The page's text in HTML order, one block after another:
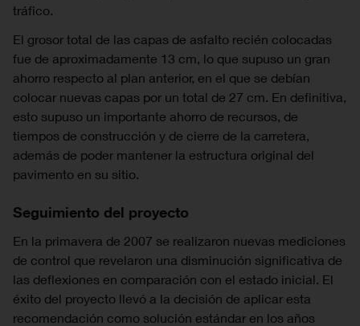
tráfico.
El grosor total de las capas de asfalto recién colocadas
fue de aproximadamente 13 cm, lo que supuso un gran
ahorro respecto al plan anterior, en el que se debían
colocar nuevas capas por un total de 27 cm. En definitiva,
esto supuso un importante ahorro de recursos, de
tiempos de construcción y de cierre de la carretera,
además de poder mantener la estructura original del
pavimento en su sitio.
Seguimiento del proyecto
En la primavera de 2007 se realizaron nuevas mediciones
de control que revelaron una disminución significativa de
las deflexiones en comparación con el estado inicial. El
éxito del proyecto llevó a la decisión de aplicar esta
recomendación como solución estándar en los años